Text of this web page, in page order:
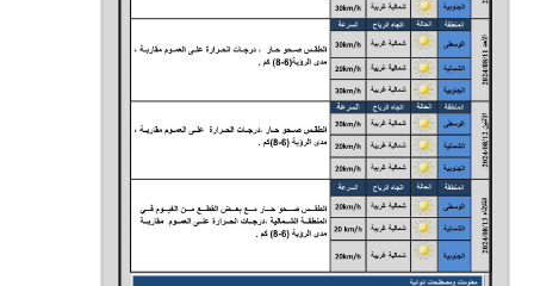
المرحلة المتوسطة
المرحلة الاعدادية
المرحلة الابتدائية
المرحلة المتوسطة